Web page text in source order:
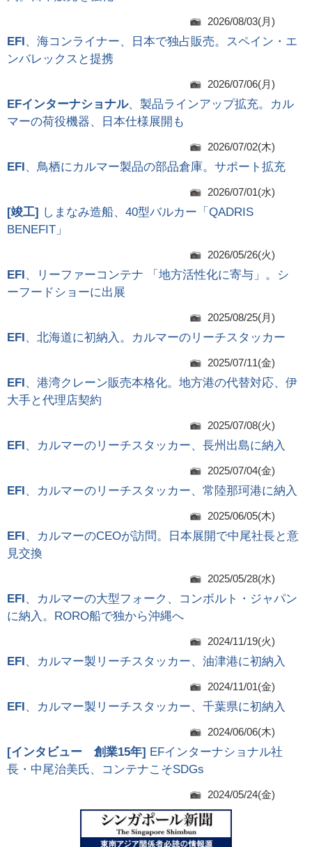
2026/08/03(月)
EFI、海コンライナー、日本で独占販売。スペイン・エ
ンバレックスと提携
2026/07/06(月)
EFインターナショナル、製品ラインアップ拡充。カル
マーの荷役機器、日本仕様展開も
2026/07/02(木)
EFI、鳥栖にカルマー製品の部品倉庫。サポート拡充
2026/07/01(水)
[竣工] しまなみ造船、40型バルカー「QADRIS
BENEFIT」
2026/05/26(火)
EFI、リーファーコンテナ 「地方活性化に寄与」。シ
ーフードショーに出展
2025/08/25(月)
EFI、北海道に初納入。カルマーのリーチスタッカー
2025/07/11(金)
EFI、港湾クレーン販売本格化。地方港の代替対応、伊
大手と代理店契約
2025/07/08(火)
EFI、カルマーのリーチスタッカー、長州出島に納入
2025/07/04(金)
EFI、カルマーのリーチスタッカー、常陸那珂港に納入
2025/06/05(木)
EFI、カルマーのCEOが訪問。日本展開で中尾社長と意
見交換
2025/05/28(水)
EFI、カルマーの大型フォーク、コンボルト・ジャパン
に納入。RORO船で独から沖縄へ
2024/11/19(火)
EFI、カルマー製リーチスタッカー、油津港に初納入
2024/11/01(金)
EFI、カルマー製リーチスタッカー、千葉県に初納入
2024/06/06(木)
[インタビュー 創業15年] EFインターナショナル社
長・中尾治美氏、コンテナこそSDGs
2024/05/24(金)